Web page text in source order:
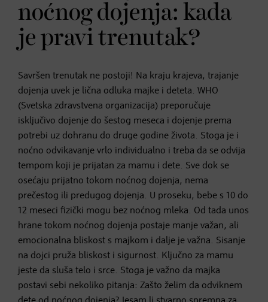
noćnog dojenja: kada
je pravi trenutak?
Savršen trenutak ne postoji! Na kraju krajeva, trajanje
dojenja uvek je lična odluka majke i deteta. WHO
(Svetska zdravstvena organizacija) preporučuje
isključivo dojenje do šestog meseca i dojenje prema
potrebi uz dohranu do druge godine života. Stoga je i
noćno odvikavanje vrlo individualno i treba da se odvija
tempom koji je prijatan za mamu i dete. Sve dok se
osećaju prijatno tokom noćnog dojenja, nema
prečestog ili predugog dojenja. U proseku, bebe s 10 do
12 meseci fizički mogu bez noćnog mleka. Od tada unos
hrane tokom noćnog dojenja postaje manje važan, ali
emocionalna bliskost s majkom i dalje je važna. Sisanje
na dojci pruža bliskost i sigurnost. Ključno za mamu
jeste da sluša telo i srce. Stoga je važno da majka
postavi sebi nekoliko pitanja: Zašto želim da odviknem